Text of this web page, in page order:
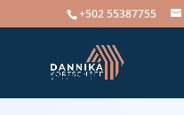
+502 55387755